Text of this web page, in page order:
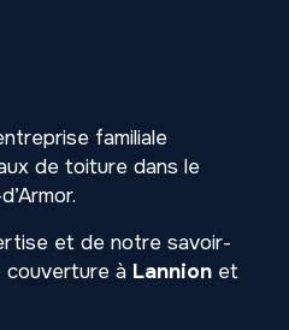
familiale
de toiture dans le
et de notre savoir-
à Lannion et